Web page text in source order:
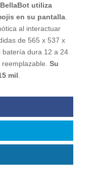
BellaBot utiliza
en su pantalla.
al interactuar
de 565 x 537 x
batería dura 12 a 24
Su
mil